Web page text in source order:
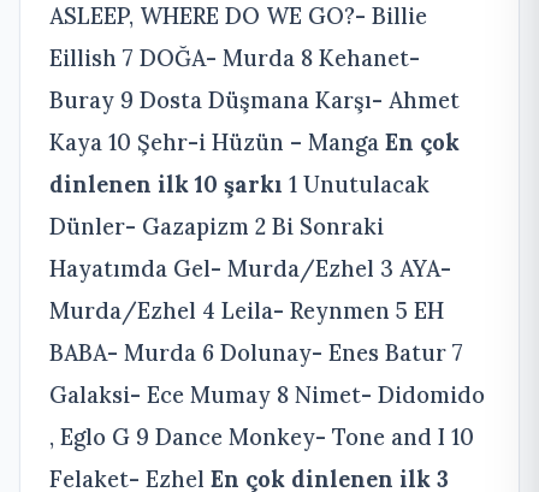
ASLEEP, WHERE DO WE GO?- Billie
Eillish 7 DOĞA- Murda 8 Kehanet-
Buray 9 Dosta Düşmana Karşı- Ahmet
Kaya 10 Şehr-i Hüzün – Manga En çok
dinlenen ilk 10 şarkı 1 Unutulacak
Dünler- Gazapizm 2 Bi Sonraki
Hayatımda Gel- Murda/Ezhel 3 AYA-
Murda/Ezhel 4 Leila- Reynmen 5 EH
BABA- Murda 6 Dolunay- Enes Batur 7
Galaksi- Ece Mumay 8 Nimet- Didomido
, Eglo G 9 Dance Monkey- Tone and I 10
Felaket- Ezhel En çok dinlenen ilk 3